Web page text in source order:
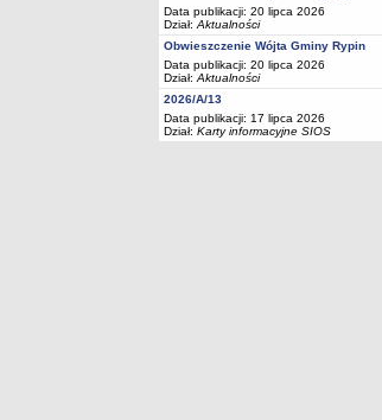
Data publikacji: 20 lipca 2026
Dział: Aktualności
Obwieszczenie Wójta Gminy Rypin
Data publikacji: 20 lipca 2026
Dział: Aktualności
2026/A/13
Data publikacji: 17 lipca 2026
Dział: Karty informacyjne SIOS